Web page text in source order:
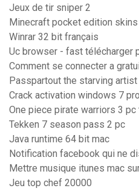
Jeux de tir sniper 2
Minecraft pocket edition skins
Winrar 32 bit français
Uc browser - fast télécharger
Comment se connecter a
Passpartout the starving
Crack activation windows 7
One piece pirate warriors 3
Tekken 7 season pass 2 pc
Java runtime 64 bit mac
Notification facebook qui ne
Mettre musique itunes mac
Jeu top chef 20000